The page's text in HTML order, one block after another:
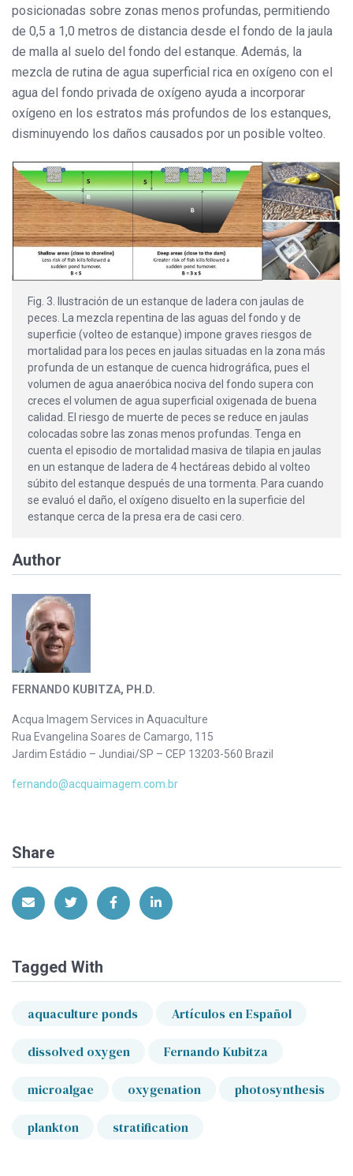
posicionadas sobre zonas menos profundas, permitiendo
de 0,5 a 1,0 metros de distancia desde el fondo de la jaula
de malla al suelo del fondo del estanque. Además, la
mezcla de rutina de agua superficial rica en oxígeno con el
agua del fondo privada de oxígeno ayuda a incorporar
oxígeno en los estratos más profundos de los estanques,
disminuyendo los daños causados por un posible volteo.
Fig. 3. Ilustración de un estanque de ladera con jaulas de
peces. La mezcla repentina de las aguas del fondo y de
superficie (volteo de estanque) impone graves riesgos de
mortalidad para los peces en jaulas situadas en la zona más
profunda de un estanque de cuenca hidrográfica, pues el
volumen de agua anaeróbica nociva del fondo supera con
creces el volumen de agua superficial oxigenada de buena
calidad. El riesgo de muerte de peces se reduce en jaulas
colocadas sobre las zonas menos profundas. Tenga en
cuenta el episodio de mortalidad masiva de tilapia en jaulas
en un estanque de ladera de 4 hectáreas debido al volteo
súbito del estanque después de una tormenta. Para cuando
se evaluó el daño, el oxígeno disuelto en la superficie del
estanque cerca de la presa era de casi cero.
Author
FERNANDO KUBITZA, PH.D.
Acqua Imagem Services in Aquaculture
Rua Evangelina Soares de Camargo, 115
Jardim Estádio – Jundiai/SP – CEP 13203-560 Brazil
fernando@acquaimagem.com.br
Share
Share via EmailShare on Twitter
Share on Facebook
Share on LinkedIn
Tagged With
aquaculture ponds Artículos en Español
dissolved oxygen Fernando Kubitza
microalgae oxygenation photosynthesis
plankton stratification